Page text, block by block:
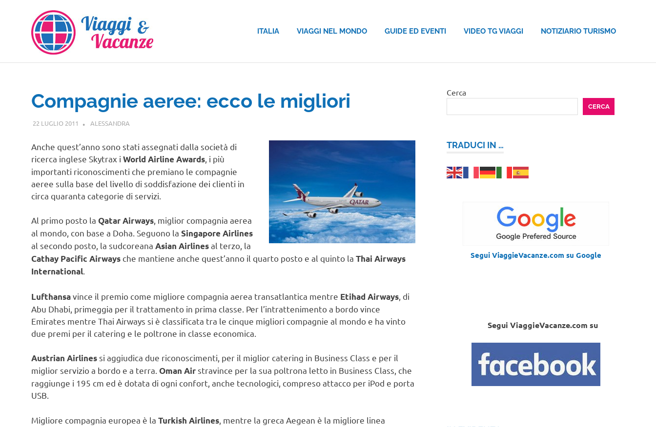
contenuto
ITALIA VIAGGI NEL MONDO GUIDE ED EVENTI VIDEO TG VIAGGI NOTIZIARIO TURISMO
Compagnie aeree: ecco le migliori
22 LUGLIO 2011 ALESSANDRA
Anche quest’anno sono stati assegnati dalla società di
ricerca inglese Skytrax i World Airline Awards , i più
importanti riconoscimenti che premiano le compagnie
aeree sulla base del livello di soddisfazione dei clienti in
circa quaranta categorie di servizi.
Al primo posto la Qatar Airways, miglior compagnia aerea
al mondo, con base a Doha. Seguono la Singapore Airlines
al secondo posto, la sudcoreana Asian Airlinesal terzo, la
Cathay Pacific Airways che mantiene anche quest’anno il quarto posto e al quinto la Thai Airways
International.
Lufthansavince il premio come migliore compagnia aerea transatlantica mentre Etihad Airways , di
Abu Dhabi, primeggia per il trattamento in prima classe. Per l’intrattenimento a bordo vince
Emirates mentre Thai Airways si è classificata tra le cinque migliori compagnie al mondo e ha vinto
due premi per il catering e le poltrone in classe economica.
Austrian Airlines si aggiudica due riconoscimenti, per il miglior catering in Business Class e per il
miglior servizio a bordo e a terra. Oman Air stravince per la sua poltrona letto in Business Class, che
raggiunge i 195 cm ed è dotata di ogni confort, anche tecnologici, compreso attacco per iPod e porta
USB.
Migliore compagnia europea è la Turkish Airlines , mentre la greca Aegean è la migliore linea
Cerca
CERCA
TRADUCI IN …
Segui ViaggieVacanze.com su Google
Segui ViaggieVacanze.com su